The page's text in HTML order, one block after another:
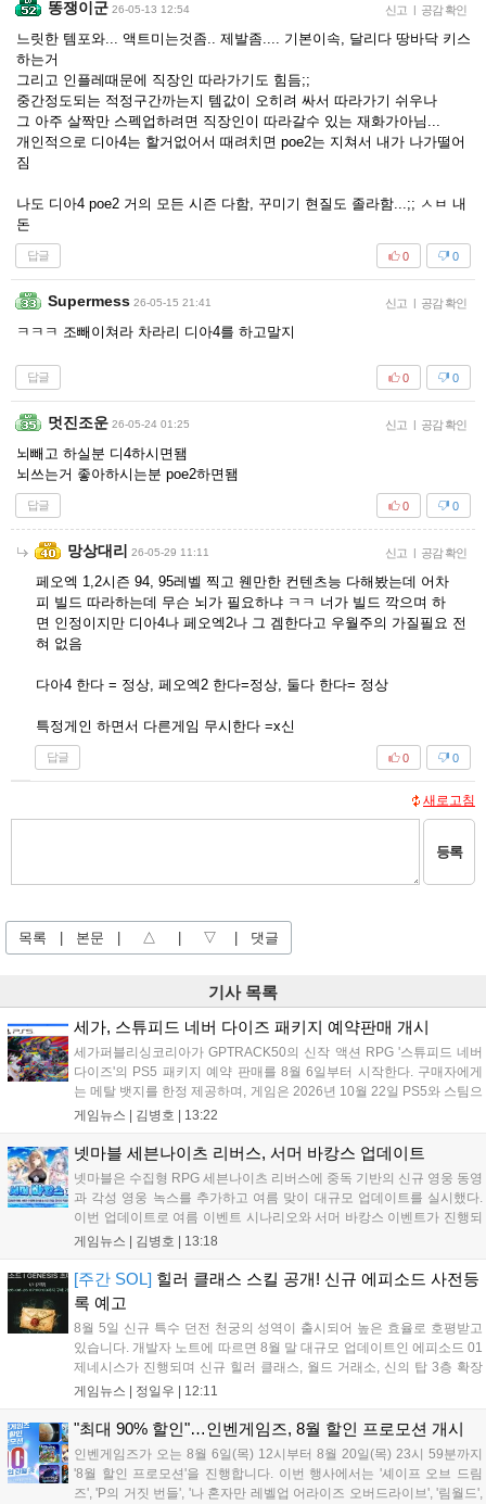
똥쟁이군 26-05-13 12:54 신고 | 공감 확인
느릿한 템포와... 액트미는것좀.. 제발좀.... 기본이속, 달리다 땅바닥 키스
하는거
그리고 인플레때문에 직장인 따라가기도 힘듬;;
중간정도되는 적정구간까는지 템값이 오히려 싸서 따라가기 쉬우나
그 아주 살짝만 스펙업하려면 직장인이 따라갈수 있는 재화가아님...
개인적으로 디아4는 할거없어서 때려치면 poe2는 지쳐서 내가 나가떨어
짐
나도 디아4 poe2 거의 모든 시즌 다함, 꾸미기 현질도 졸라함...;; ㅅㅂ 내
돈
답글 0
0
Supermess 26-05-15 21:41 신고 | 공감 확인
ㅋㅋㅋ 조빼이쳐라 차라리 디아4를 하고말지
답글 0
0
멋진조운 26-05-24 01:25 신고 | 공감 확인
뇌빼고 하실분 디4하시면됌
뇌쓰는거 좋아하시는분 poe2하면됌
답글 0
0
망상대리 26-05-29 11:11 신고 | 공감 확인
페오엑 1,2시즌 94, 95레벨 찍고 웬만한 컨텐츠능 다해봤는데 어차
피 빌드 따라하는데 무슨 뇌가 필요하냐 ㅋㅋ 너가 빌드 깍으며 하
면 인정이지만 디아4나 페오엑2나 그 겜한다고 우월주의 가질필요 전
혀 없음
다아4 한다 = 정상, 페오엑2 한다=정상, 둘다 한다= 정상
특정게인 하면서 다른게임 무시한다 =x신
답글 0
0
새로고침
등록
목록 본문 △ ▽ 댓글
기사 목록
세가, 스튜피드 네버 다이즈 패키지 예약판매 개시
세가퍼블리싱코리아가 GPTRACK50의 신작 액션 RPG '스튜피드 네버
다이즈'의 PS5 패키지 예약 판매를 8월 6일부터 시작한다. 구매자에게
는 메탈 뱃지를 한정 제공하며, 게임은 2026년 10월 22일 PS5와 스팀으
로 정식 출시된다. 좀비 주인공 데이비가 보디 해킹과 스타일 이트 능력
럭스판 등 다양한 에디션도 함께 발매될 예정이다....
게임뉴스 | 김병호 13:22
넷마블 세븐나이츠 리버스, 서머 바캉스 업데이트
넷마블은 수집형 RPG 세븐나이츠 리버스에 중독 기반의 신규 영웅 동영
과 각성 영웅 녹스를 추가하고 여름 맞이 대규모 업데이트를 실시했다.
이번 업데이트로 여름 이벤트 시나리오와 서머 바캉스 이벤트가 진행되
며, 7일간 출석 시 수영복 세인 코스튬과 전설 장신구 상자 등 풍성한 보
이벤트도 열리며, 강화 횟수에 따른 보상과 상위 100명에게는 특별 랭킹
보상이 주어진다. 넷마블은 이번 이벤트를 통해 이용자들에게 다채로운
즐길 거리를 제공할 예정이다....
게임뉴스 | 김병호 13:18
[주간 SOL] 힐러 클래스 스킬 공개! 신규 에피소드 사전등
록 예고
8월 5일 신규 특수 던전 천궁의 성역이 출시되어 높은 효율로 호평받고
있습니다. 개발자 노트에 따르면 8월 말 대규모 업데이트인 에피소드 01
제네시스가 진행되며 신규 힐러 클래스, 월드 거래소, 신의 탑 3층 확장
등이 예고되었습니다. 또한 8일에는 신권 선출이 예정되어 있어 게임 내
다....
게임뉴스 | 정일우 12:11
"최대 90% 할인"…인벤게임즈, 8월 할인 프로모션 개시
인벤게임즈가 오는 8월 6일(목) 12시부터 8월 20일(목) 23시 59분까지
'8월 할인 프로모션'을 진행합니다. 이번 행사에서는 '셰이프 오브 드림
즈', 'P의 거짓 번들', '나 혼자만 레벨업 어라이즈 오버드라이브', '림월드',